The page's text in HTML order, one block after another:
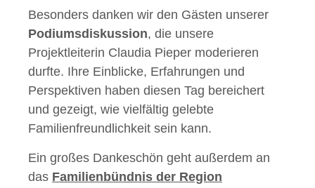
Besonders danken wir den Gästen unserer
Podiumsdiskussion, die unsere
Projektleiterin Claudia Pieper moderieren
durfte. Ihre Einblicke, Erfahrungen und
Perspektiven haben diesen Tag bereichert
und gezeigt, wie vielfältig gelebte
Familienfreundlichkeit sein kann.
Ein großes Dankeschön geht außerdem an
das Familienbündnis der Region